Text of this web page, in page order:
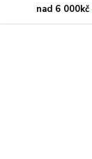
nad 6 000kč